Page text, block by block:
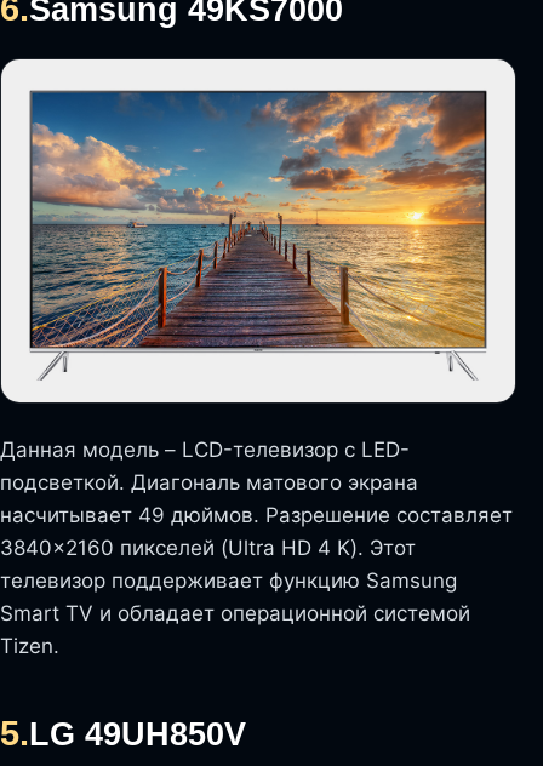
6.Samsung 49KS7000
Данная модель – LCD-телевизор с LED-
подсветкой. Диагональ матового экрана
насчитывает 49 дюймов. Разрешение составляет
3840×2160 пикселей (Ultra HD 4 K). Этот
телевизор поддерживает функцию Samsung
Smart TV и обладает операционной системой
Tizen.
5.LG 49UH850V